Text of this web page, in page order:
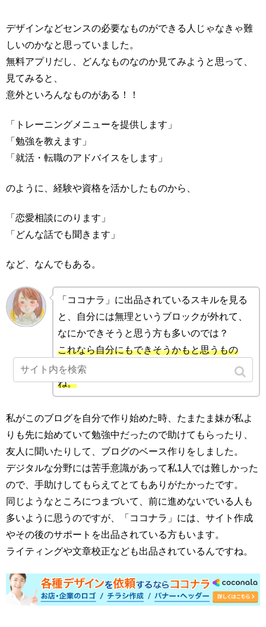
デザインなどセンスの必要なものができる人じゃなきゃ難
しいのかなと思っていました。
無料アプリだし、どんなものなのか見てみようと思って、
見てみると、
意外といろんなものがある！！
「トレーニングメニューを提供します」
「勉強を教えます」
「就活・転職のアドバイスをします」
のように、経験や資格を活かしたものから、
「恋愛相談にのります」
「どんな話でも聞きます」
など、なんでもある。
「ココナラ」に出品されているスキルを見る
と、自分には無理というブロックが外れて、
なにかできそうと思う方も多いのでは？
これなら自分にもできそうかもと思うもの
を、利用してみるのもいいかもしれないです
ね。
私がこのブログを自分で作り始めた時、たまたま妹が私よ
りも先に始めていて勉強中だったので助けてもらったり、
友人に聞いたりして、ブログのベース作りをしました。
デジタルな分野には苦手意識があって私1人では難しかった
ので、手助けしてもらえてとてもありがたかったです。
同じようなところにつまづいて、前に進めないでいる人も
多いように思うのですが、「ココナラ」には、サイト作成
やその後のサポートを出品されている方もいます。
ライティングや文章校正なども出品されているんですね。